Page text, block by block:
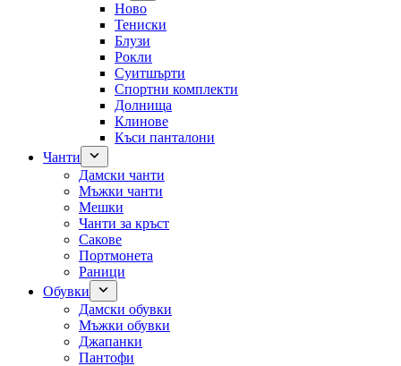
Ново
Тениски
Блузи
Рокли
Суитшърти
Спортни комплекти
Долнища
Клинове
Къси панталони
Чанти
Дамски чанти
Мъжки чанти
Мешки
Чанти за кръст
Сакове
Портмонета
Раници
Обувки
Дамски обувки
Мъжки обувки
Джапанки
Пантофи